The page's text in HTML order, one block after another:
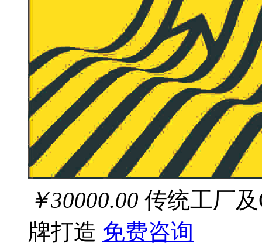
￥30000.00 传统工厂
牌打造 免费咨询